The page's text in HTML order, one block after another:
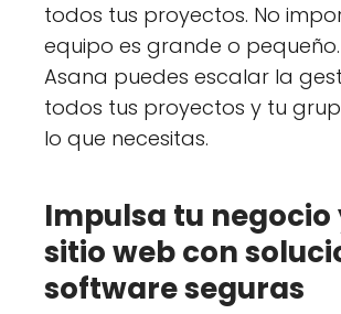
todos tus proyectos. No
equipo es grande o
Asana puedes escalar la
todos tus proyectos y tu
lo que necesitas.
Impulsa tu negocio
sitio web con
software seguras